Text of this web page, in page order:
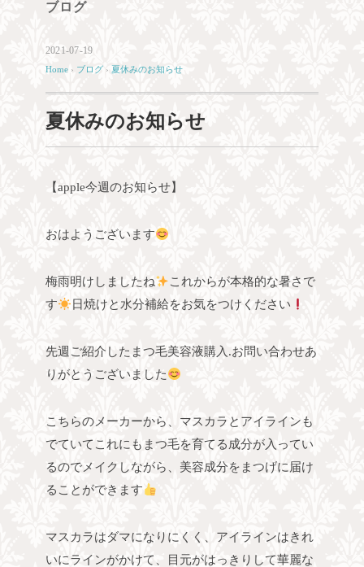
ブログ
2021-07-19
Home › ブログ › 夏休みのお知らせ
夏休みのお知らせ
【apple今週のお知らせ】
おはようございます
梅雨明けしましたね
これからが本格的な暑さで
す
日焼けと水分補給をお気をつけください
先週ご紹介したまつ毛美容液購入.お問い合わせあ
りがとうございました
こちらのメーカーから、マスカラとアイラインも
でていてこれにもまつ毛を育てる成分が入ってい
るのでメイクしながら、美容成分をまつげに届け
ることができます
マスカラはダマになりにくく、アイラインはきれ
いにラインがかけて、目元がはっきりして華麗な